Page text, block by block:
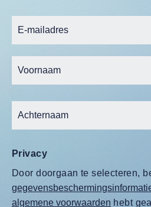
Privacy
Door doorgaan te selecteren,
algemene voorwaarden hebt